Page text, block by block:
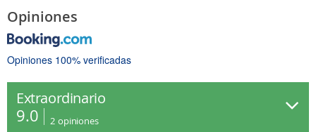
Opiniones
Opiniones 100% verificadas
Extraordinario
9.0 2 opiniones